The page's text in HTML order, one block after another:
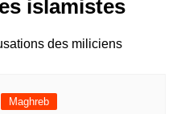
islamistes
Maghreb